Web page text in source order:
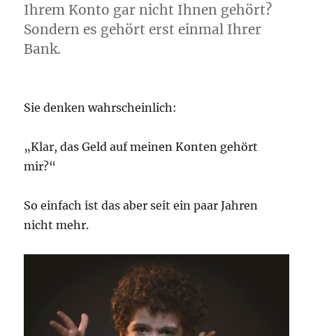
Ihrem Konto gar nicht Ihnen gehört?
Sondern es gehört erst einmal Ihrer
Bank.
Sie denken wahrscheinlich:
„Klar, das Geld auf meinen Konten gehört
mir?“
So einfach ist das aber seit ein paar Jahren
nicht mehr.